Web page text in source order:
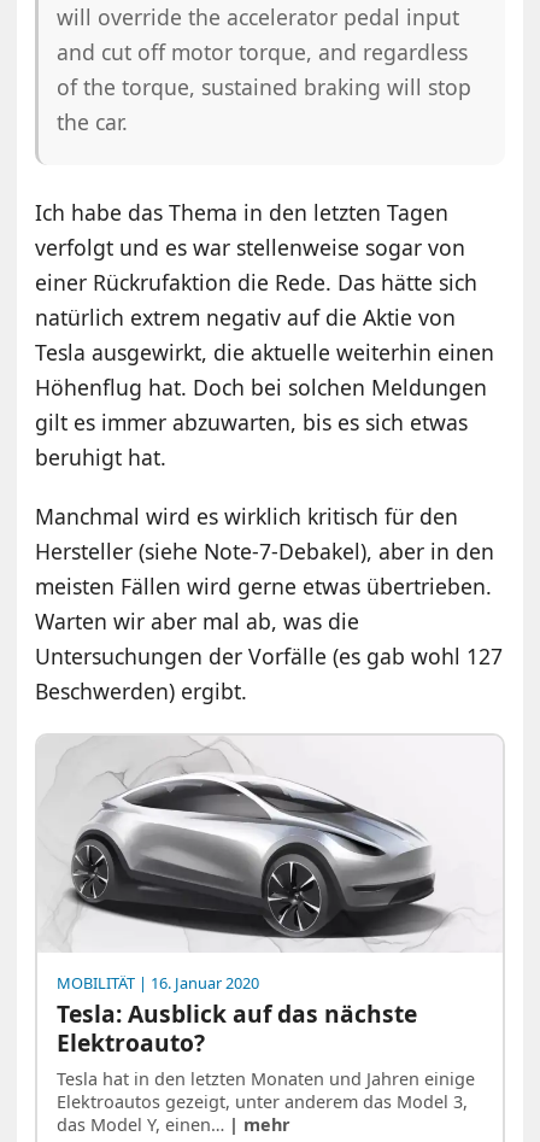
will override the accelerator pedal input
and cut off motor torque, and regardless
of the torque, sustained braking will stop
the car.
Ich habe das Thema in den letzten Tagen
verfolgt und es war stellenweise sogar von
einer Rückrufaktion die Rede. Das hätte sich
natürlich extrem negativ auf die Aktie von
Tesla ausgewirkt, die aktuelle weiterhin einen
Höhenflug hat. Doch bei solchen Meldungen
gilt es immer abzuwarten, bis es sich etwas
beruhigt hat.
Manchmal wird es wirklich kritisch für den
Hersteller (siehe Note-7-Debakel), aber in den
meisten Fällen wird gerne etwas übertrieben.
Warten wir aber mal ab, was die
Untersuchungen der Vorfälle (es gab wohl 127
Beschwerden) ergibt.
MOBILITÄT | 16. Januar 2020
Tesla: Ausblick auf das nächste
Elektroauto?
Tesla hat in den letzten Monaten und Jahren einige
Elektroautos gezeigt, unter anderem das Model 3,
das Model Y, einen… | mehr